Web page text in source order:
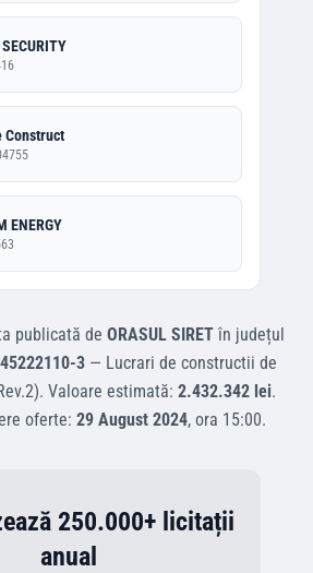
Construct
ENERGY
publicată de ORASUL SIRET în județul
45222110-3— Lucrari de constructii de
. Valoare estimată: 2.432.342 lei.
oferte: 29 August 2024, ora 15:00.
250.000+ licitații
anual